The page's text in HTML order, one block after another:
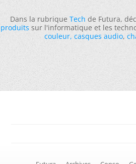
Dans la rubriqueTechde Futura,
produitssur l'informatique et les
couleur,casques audio,